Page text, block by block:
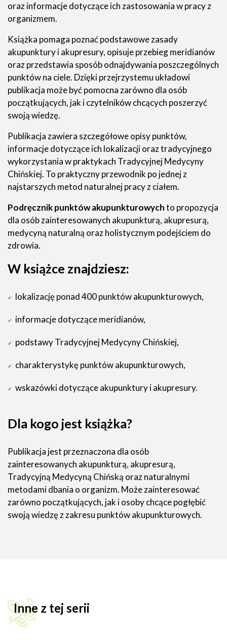
oraz informacje dotyczące ich zastosowania w pracy z
organizmem.
Książka pomaga poznać podstawowe zasady
akupunktury i akupresury, opisuje przebieg meridianów
oraz przedstawia sposób odnajdywania poszczególnych
punktów na ciele. Dzięki przejrzystemu układowi
publikacja może być pomocna zarówno dla osób
początkujących, jak i czytelników chcących poszerzyć
swoją wiedzę.
Publikacja zawiera szczegółowe opisy punktów,
informacje dotyczące ich lokalizacji oraz tradycyjnego
wykorzystania w praktykach Tradycyjnej Medycyny
Chińskiej. To praktyczny przewodnik po jednej z
najstarszych metod naturalnej pracy z ciałem.
Podręcznik punktów akupunkturowychto propozycja
dla osób zainteresowanych akupunkturą, akupresurą,
medycyną naturalną oraz holistycznym podejściem do
zdrowia.
W książce znajdziesz:
lokalizację ponad 400 punktów akupunkturowych,
informacje dotyczące meridianów,
podstawy Tradycyjnej Medycyny Chińskiej,
charakterystykę punktów akupunkturowych,
wskazówki dotyczące akupunktury i akupresury.
Dla kogo jest książka?
Publikacja jest przeznaczona dla osób
zainteresowanych akupunkturą, akupresurą,
Tradycyjną Medycyną Chińską oraz naturalnymi
metodami dbania o organizm. Może zainteresować
zarówno początkujących, jak i osoby chcące pogłębić
swoją wiedzę z zakresu punktów akupunkturowych.
Inne z tej serii